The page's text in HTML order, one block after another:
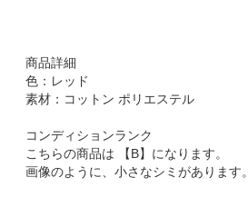
商品詳細
色：レッド
素材：コットン ポリエステル
コンディションランク
こちらの商品は 【B】になります。
画像のように、小さなシミがあります。